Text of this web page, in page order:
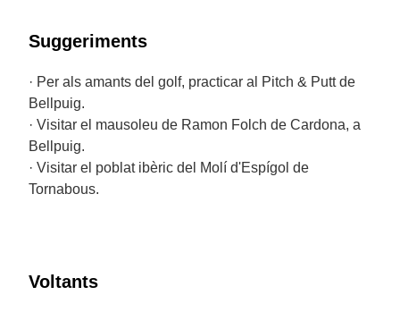
Suggeriments
· Per als amants del golf, practicar al Pitch & Putt de
Bellpuig.
· Visitar el mausoleu de Ramon Folch de Cardona, a
Bellpuig.
· Visitar el poblat ibèric del Molí d'Espígol de
Tornabous.
Voltants